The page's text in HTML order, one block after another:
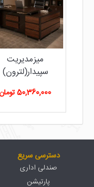
میزمدیریت
سپیدار(لترون)
50,360,000 تومان
دسترسی سریع
صندلی اداری
پارتیشن